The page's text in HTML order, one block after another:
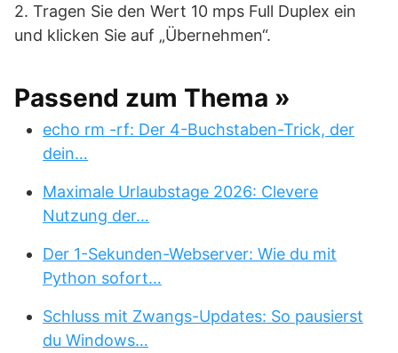
2. Tragen Sie den Wert 10 mps Full Duplex ein
und klicken Sie auf „Übernehmen“.
Passend zum Thema »
echo rm -rf: Der 4-Buchstaben-Trick, der
dein…
Maximale Urlaubstage 2026: Clevere
Nutzung der…
Der 1-Sekunden-Webserver: Wie du mit
Python sofort…
Schluss mit Zwangs-Updates: So pausierst
du Windows…